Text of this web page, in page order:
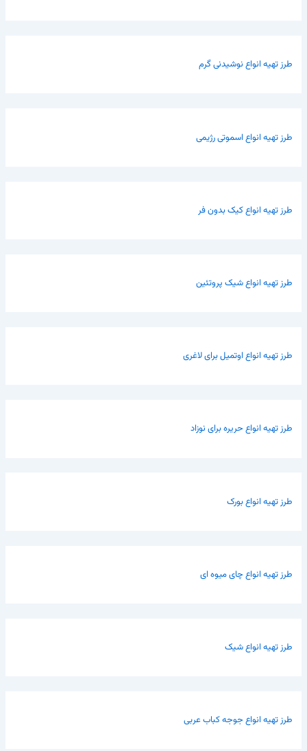
طرز تهیه انواع نوشیدنی گرم
طرز تهیه انواع اسموتی رژیمی
طرز تهیه انواع کیک بدون فر
طرز تهیه انواع شیک پروتئین
طرز تهیه انواع اوتمیل برای لاغری
طرز تهیه انواع حریره برای نوزاد
طرز تهیه انواع بورک
طرز تهیه انواع چای میوه ای
طرز تهیه انواع شیک
طرز تهیه انواع جوجه کباب عربی